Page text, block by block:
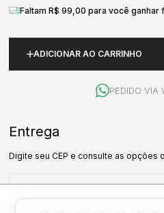
ADICIONAR AO CARRINHO
Faltam R$ 99,00 para você
PEDIDO VIA